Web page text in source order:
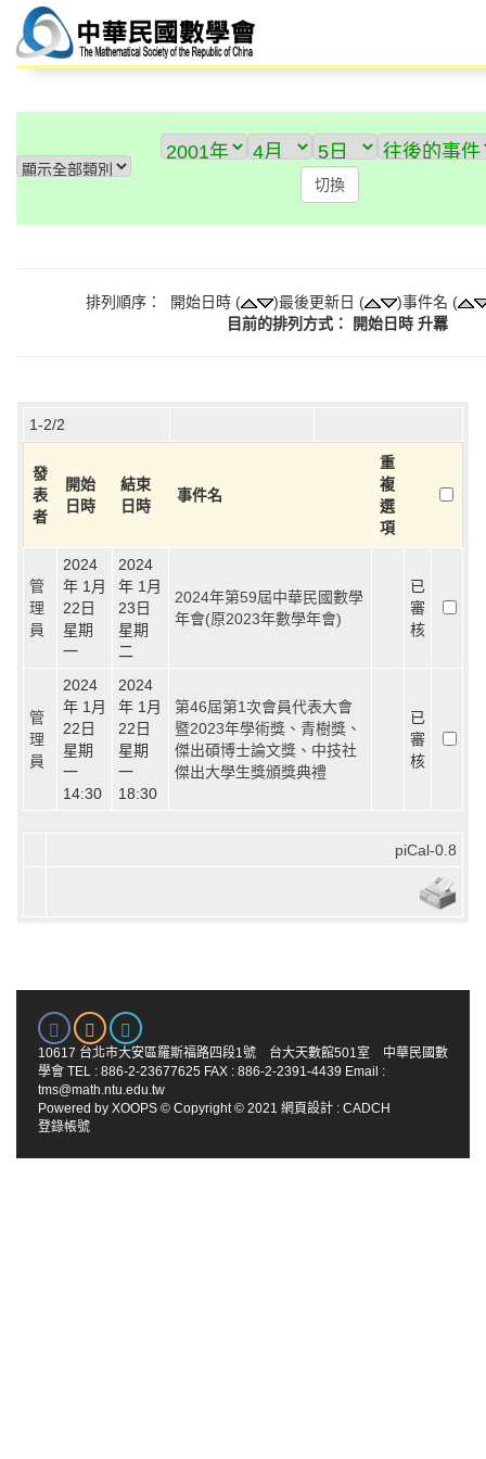
排列順序： 開始日時 ( )最後更新日 (
)事件名 (
目前的排列方式： 開始日時 升羃
1-2/2
發
表
者
開始
日時
結束
日時
事件名
重
複
選
項
管
理
員
2024
年 1月
22日
星期
一
2024
年 1月
23日
星期
二
2024年第59屆中華民國數學
年會(原2023年數學年會)
已
審
核
管
理
員
2024
年 1月
22日
星期
一
14:30
2024
年 1月
22日
星期
一
18:30
第46屆第1次會員代表大會
暨2023年學術獎、青樹獎、
傑出碩博士論文獎、中技社
傑出大學生獎頒獎典禮
已
審
核
piCal-0.8
10617 台北市大安區羅斯福路四段1號 台大天數館501室 中華民國數
學會 TEL : 886-2-23677625 FAX : 886-2-2391-4439 Email :
tms@math.ntu.edu.tw
Powered by XOOPS © Copyright © 2021 網頁設計 : CADCH
登錄帳號